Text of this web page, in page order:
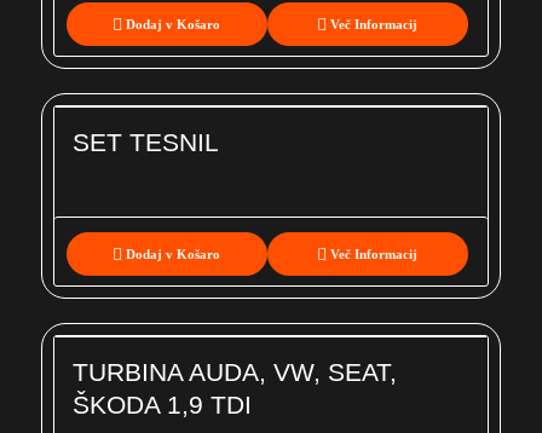
Dodaj v Košaro Več Informacij
SET TESNIL
Dodaj v Košaro Več Informacij
TURBINA AUDA, VW, SEAT,
ŠKODA 1,9 TDI